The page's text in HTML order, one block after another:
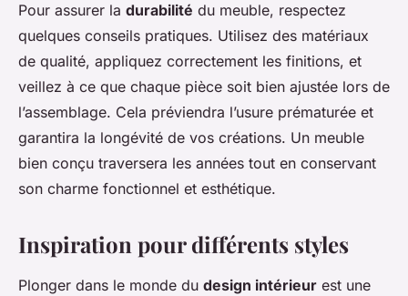
Pour assurer la durabilité du meuble, respectez
quelques conseils pratiques. Utilisez des matériaux
de qualité, appliquez correctement les finitions, et
veillez à ce que chaque pièce soit bien ajustée lors de
l’assemblage. Cela préviendra l’usure prématurée et
garantira la longévité de vos créations. Un meuble
bien conçu traversera les années tout en conservant
son charme fonctionnel et esthétique.
Inspiration pour différents styles
Plonger dans le monde du design intérieur est une